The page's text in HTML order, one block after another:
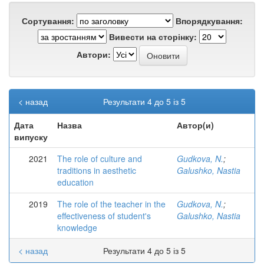
Сортування:
Впорядкування:
Вивести на сторінку:
Автори:
Результати 4 до 5 із 5
< назад
Дата
випуску
Назва Автор(и)
2021
The role of culture and
traditions in aesthetic
education
Gudkova, N.;
Galushko, Nastia
2019
The role of the teacher in the
effectiveness of student's
knowledge
Gudkova, N.;
Galushko, Nastia
Результати 4 до 5 із 5
< назад